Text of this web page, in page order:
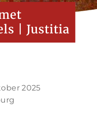
| Justitia
2025